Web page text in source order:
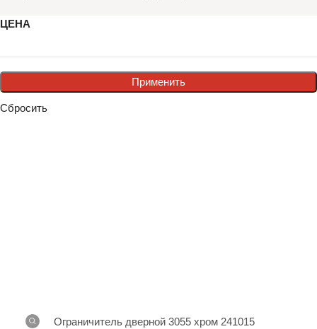
ЦЕНА
Применить
Сбросить
Ограничитель дверной 3055 хром 241015